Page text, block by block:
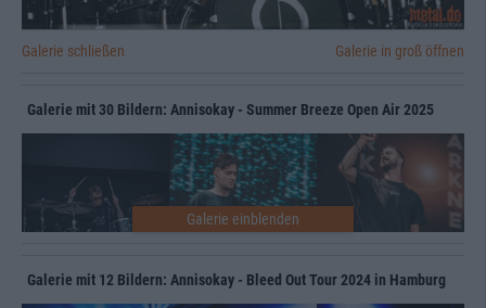
Galerie schließen Galerie in groß öffnen
Galerie mit 30 Bildern: Annisokay - Summer Breeze Open Air 2025
Galerie mit 12 Bildern: Annisokay - Bleed Out Tour 2024 in Hamburg